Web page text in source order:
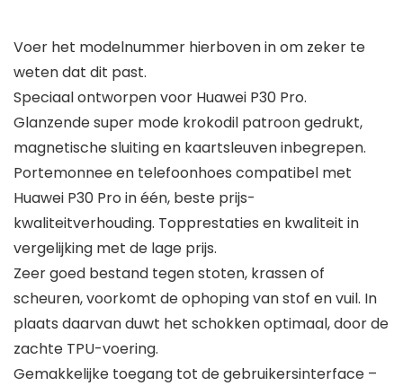
Voer het modelnummer hierboven in om zeker te
weten dat dit past.
Speciaal ontworpen voor Huawei P30 Pro.
Glanzende super mode krokodil patroon gedrukt,
magnetische sluiting en kaartsleuven inbegrepen.
Portemonnee en telefoonhoes compatibel met
Huawei P30 Pro in één, beste prijs-
kwaliteitverhouding. Topprestaties en kwaliteit in
vergelijking met de lage prijs.
Zeer goed bestand tegen stoten, krassen of
scheuren, voorkomt de ophoping van stof en vuil. In
plaats daarvan duwt het schokken optimaal, door de
zachte TPU-voering.
Gemakkelijke toegang tot de gebruikersinterface –